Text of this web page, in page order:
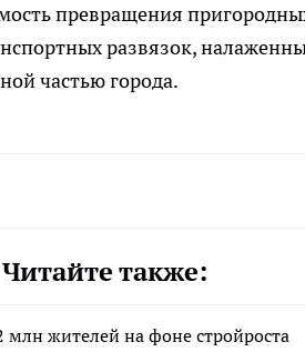
превращения
развязок,
частью города.
Читайте также:
млн жителей на фоне стройроста